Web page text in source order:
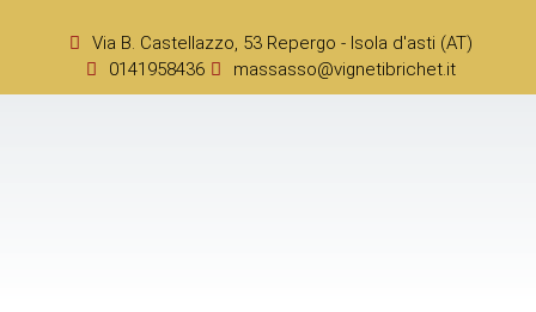
Via B. Castellazzo, 53 Repergo - Isola d'asti (AT)
0141958436
massasso@vignetibrichet.it